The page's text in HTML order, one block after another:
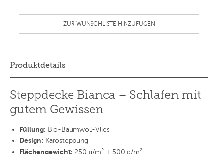
ZUR WUNSCHLISTE HINZUFÜGEN
Produktdetails
Steppdecke Bianca – Schlafen mit
gutem Gewissen
Füllung: Bio-Baumwoll-Vlies
Design: Karosteppung
Flächengewicht: 250 g/m² + 500 g/m²